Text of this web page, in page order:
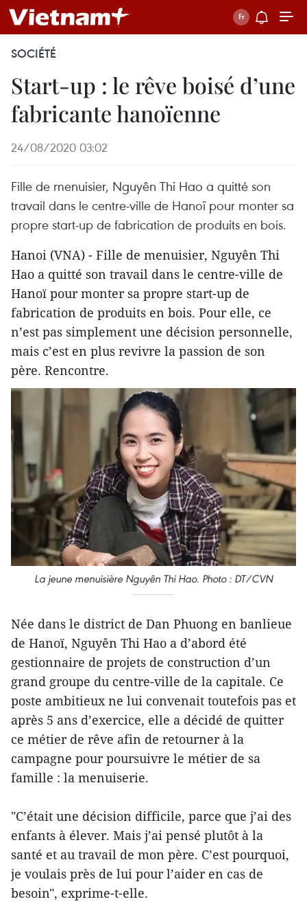
SOCIÉTÉ
Start-up : le rêve boisé d’une
fabricante hanoïenne
24/08/2020 03:02
Fille de menuisier, Nguyên Thi Hao a quitté son
travail dans le centre-ville de Hanoï pour monter sa
propre start-up de fabrication de produits en bois.
Hanoi (VNA) - Fille de menuisier, Nguyên Thi
Hao a quitté son travail dans le centre-ville de
Hanoï pour monter sa propre start-up de
fabrication de produits en bois. Pour elle, ce
n’est pas simplement une décision personnelle,
mais c’est en plus revivre la passion de son
père. Rencontre.
La jeune menuisière Nguyên Thi Hao. Photo : DT/CVN
Née dans le district de Dan Phuong en banlieue
de Hanoï, Nguyên Thi Hao a d’abord été
gestionnaire de projets de construction d’un
grand groupe du centre-ville de la capitale. Ce
poste ambitieux ne lui convenait toutefois pas et
après 5 ans d’exercice, elle a décidé de quitter
ce métier de rêve afin de retourner à la
campagne pour poursuivre le métier de sa
famille : la menuiserie.
"C’était une décision difficile, parce que j’ai des
enfants à élever. Mais j’ai pensé plutôt à la
santé et au travail de mon père. C’est pourquoi,
je voulais près de lui pour l’aider en cas de
besoin", exprime-t-elle.